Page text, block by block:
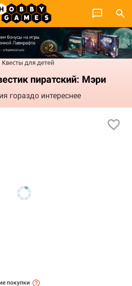
Квесты для детей
пиратский: Мэри
гораздо интереснее
покупки